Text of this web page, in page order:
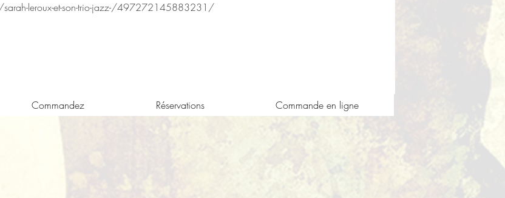
leroux-et-son-trio-jazz-/497272145883231/
Commandez Réservations Commande en ligne